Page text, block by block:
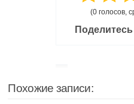
(0 голосов,
Похожие записи: